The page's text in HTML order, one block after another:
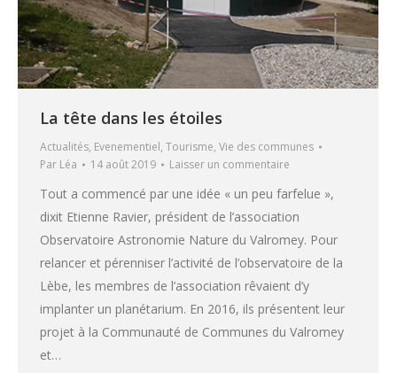
La tête dans les étoiles
Actualités, Evenementiel, Tourisme, Vie des communes
Par Léa 14 août 2019 Laisser un commentaire
Tout a commencé par une idée « un peu farfelue »,
dixit Etienne Ravier, président de l’association
Observatoire Astronomie Nature du Valromey. Pour
relancer et pérenniser l’activité de l’observatoire de la
Lèbe, les membres de l’association rêvaient d’y
implanter un planétarium. En 2016, ils présentent leur
projet à la Communauté de Communes du Valromey
et…